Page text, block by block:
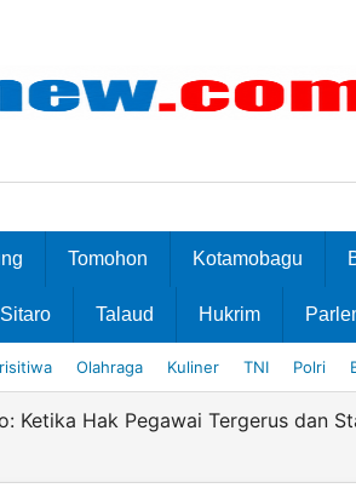
Tomohon Kotamobagu
Sitaro Talaud Hukrim
Olahraga Kuliner TNI Polri
Ketika Hak Pegawai Tergerus dan